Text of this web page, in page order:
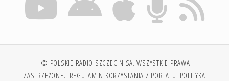
© POLSKIE RADIO SZCZECIN SA. WSZYSTKIE PRAWA
ZASTRZEŻONE. REGULAMIN KORZYSTANIA Z PORTALU POLITYKA